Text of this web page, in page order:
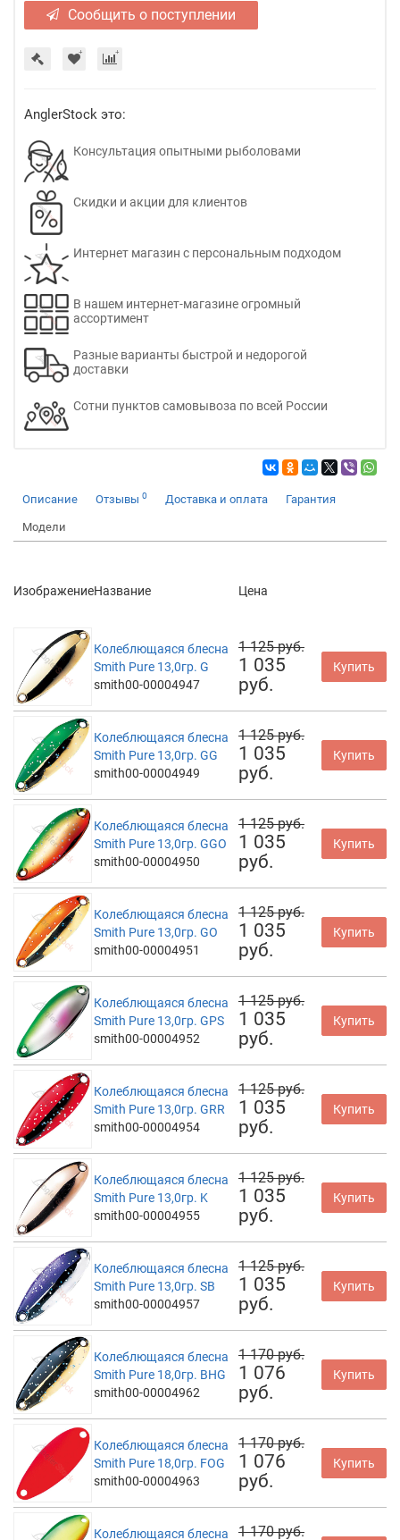
Сообщить о поступлении
AnglerStock это:
Консультация опытными рыболовами
Скидки и акции для клиентов
Интернет магазин с персональным подходом
В нашем интернет-магазине огромный
ассортимент
Разные варианты быстрой и недорогой
доставки
Сотни пунктов самовывоза по всей России
Описание Отзывы 0 Доставка и оплата Гарантия
Модели
ИзображениеНазвание Цена
Колеблющаяся блесна
Smith Pure 13,0гр. G
smith00-00004947
1 125 руб.
1 035
руб.
Купить
Колеблющаяся блесна
Smith Pure 13,0гр. GG
smith00-00004949
1 125 руб.
1 035
руб.
Купить
Колеблющаяся блесна
Smith Pure 13,0гр. GGO
smith00-00004950
1 125 руб.
1 035
руб.
Купить
Колеблющаяся блесна
Smith Pure 13,0гр. GO
smith00-00004951
1 125 руб.
1 035
руб.
Купить
Колеблющаяся блесна
Smith Pure 13,0гр. GPS
smith00-00004952
1 125 руб.
1 035
руб.
Купить
Колеблющаяся блесна
Smith Pure 13,0гр. GRR
smith00-00004954
1 125 руб.
1 035
руб.
Купить
Колеблющаяся блесна
Smith Pure 13,0гр. K
smith00-00004955
1 125 руб.
1 035
руб.
Купить
Колеблющаяся блесна
Smith Pure 13,0гр. SB
smith00-00004957
1 125 руб.
1 035
руб.
Купить
Колеблющаяся блесна
Smith Pure 18,0гр. BHG
smith00-00004962
1 170 руб.
1 076
руб.
Купить
Колеблющаяся блесна
Smith Pure 18,0гр. FOG
smith00-00004963
1 170 руб.
1 076
руб.
Купить
Колеблющаяся блесна 1 170 руб.